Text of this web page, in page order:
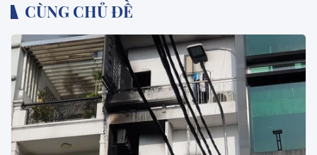
CÙNG CHỦ ĐỀ